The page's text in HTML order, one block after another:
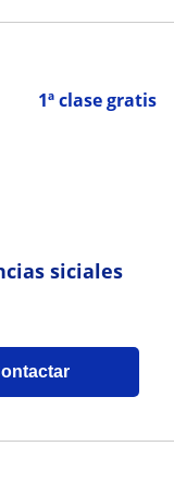
1ª clase gratis
siciales